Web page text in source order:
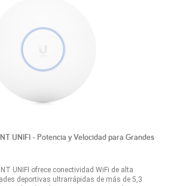
UNIFI - Potencia y Velocidad para Grandes
UNIFI ofrece conectividad WiFi de alta
deportivas ultrarrápidas de más de 5,3